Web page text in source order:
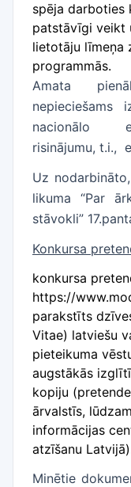
spēja darboties
patstāvīgi veikt
lietotāju līmeņa
programmās.
Amata
nepieciešams
nacionālo
risinājumu, t.i.,
Uz
likuma “Par
stāvokli”
Konkursa
konkursa
https://
parakstīts
Vitae) latviešu
pieteikuma
augstākās
kopiju
ārvalstīs,
informācijas
atzīšanu
Minētie